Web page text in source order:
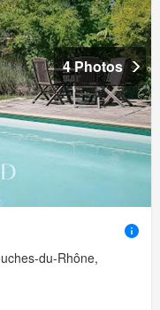
4 Photos
du-Rhône,